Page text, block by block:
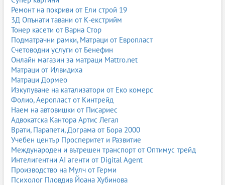
Ремонт на покриви от Ели строй 19
3Д Опънати тавани от К-екстрийм
Тонер касети от Варна Стор
Подматрачни рамки, Матраци от Европласт
Счетоводни услуги от Бенефин
Онлайн магазин за матраци Mattro.net
Матраци от Илвидиха
Матраци Дормео
Изкупуване на катализатори от Еко комерс
Фолио, Аеропласт от Кинтрейд
Наем на автовишки от Писариес
Адвокатска Кантора Артис Легал
Врати, Парапети, Дограма от Бора 2000
Учебен център Просперитет и Развитие
Международен и вътрешен транспорт от Оптимус трейд
Интелигентни AI агенти от Digital Agent
Производство на Мулч от Герми
Психолог Пловдив Йоана Хубинова